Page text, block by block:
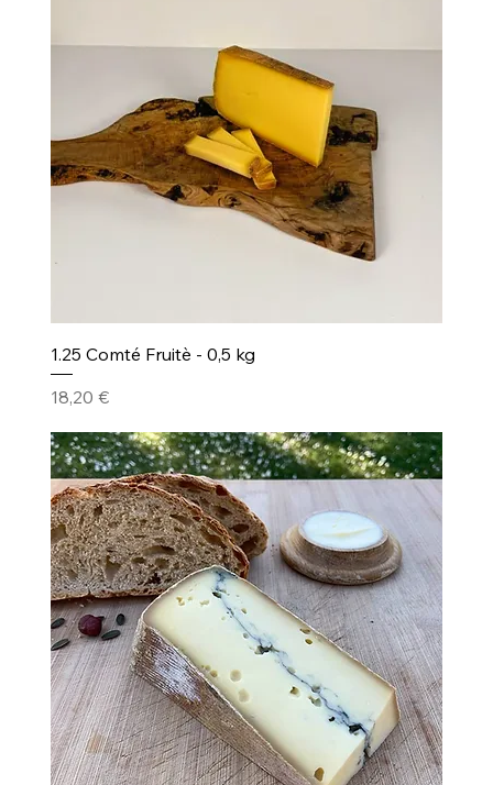
1.25 Comté Fruitè - 0,5 kg
Prezzo
18,20 €